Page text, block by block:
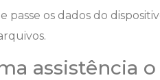
passe os dados do
assistência